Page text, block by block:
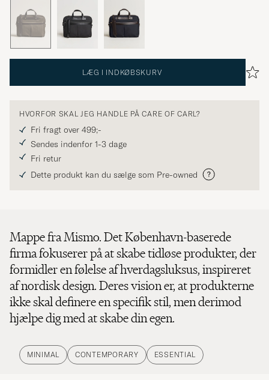
LÆG I INDKØBSKURV
HVORFOR SKAL JEG HANDLE PÅ CARE OF CARL?
Fri fragt over 499;-
Sendes indenfor 1-3 dage
Fri retur
Dette produkt kan du sælge som Pre-owned
Mappe fra Mismo. Det København-baserede
firma fokuserer på at skabe tidløse produkter, der
formidler en følelse af hverdagsluksus, inspireret
af nordisk design. Deres vision er, at produkterne
ikke skal definere en specifik stil, men derimod
hjælpe dig med at skabe din egen.
MINIMAL CONTEMPORARY ESSENTIAL